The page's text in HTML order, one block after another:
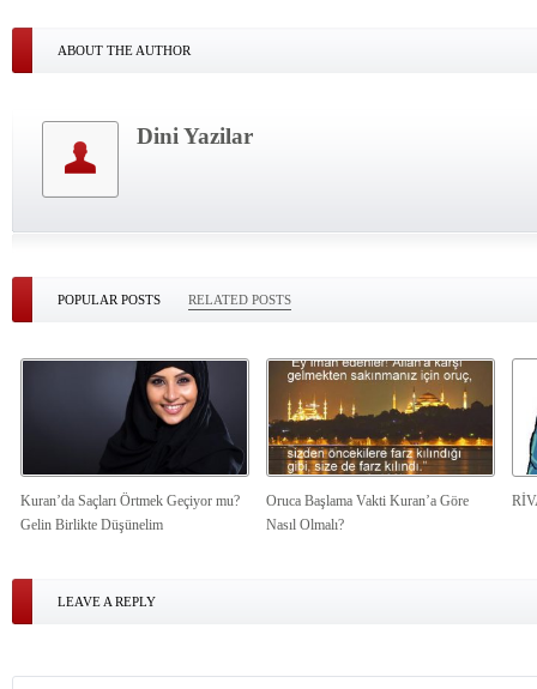
ABOUT THE AUTHOR
Dini Yazilar
POPULAR POSTS RELATED POSTS
Kuran’da Saçları Örtmek Geçiyor mu?
Gelin Birlikte Düşünelim
Oruca Başlama Vakti Kuran’a Göre
Nasıl Olmalı?
LEAVE A REPLY